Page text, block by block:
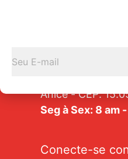
Av. Tarraf,
Anice - CEP:
Seg à Sex: 8 am
Conecte-se